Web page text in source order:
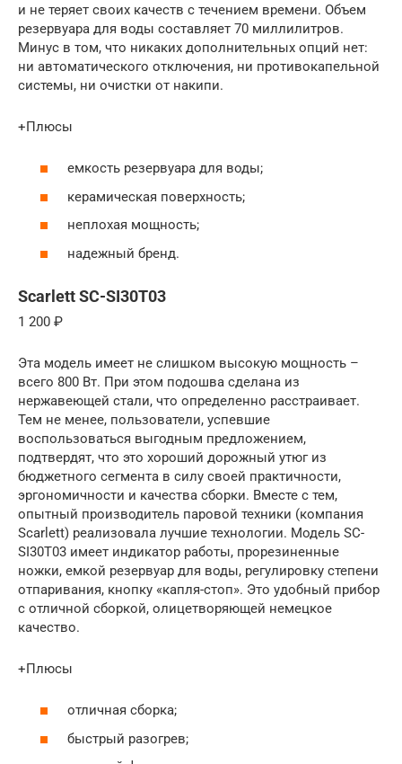
и не теряет своих качеств с течением времени. Объем
резервуара для воды составляет 70 миллилитров.
Минус в том, что никаких дополнительных опций нет:
ни автоматического отключения, ни противокапельной
системы, ни очистки от накипи.
+Плюсы
емкость резервуара для воды;
керамическая поверхность;
неплохая мощность;
надежный бренд.
Scarlett SC-SI30T03
1 200 ₽
Эта модель имеет не слишком высокую мощность –
всего 800 Вт. При этом подошва сделана из
нержавеющей стали, что определенно расстраивает.
Тем не менее, пользователи, успевшие
воспользоваться выгодным предложением,
подтвердят, что это хороший дорожный утюг из
бюджетного сегмента в силу своей практичности,
эргономичности и качества сборки. Вместе с тем,
опытный производитель паровой техники (компания
Scarlett) реализовала лучшие технологии. Модель SC-
SI30T03 имеет индикатор работы, прорезиненные
ножки, емкой резервуар для воды, регулировку степени
отпаривания, кнопку «капля-стоп». Это удобный прибор
с отличной сборкой, олицетворяющей немецкое
качество.
+Плюсы
отличная сборка;
быстрый разогрев;